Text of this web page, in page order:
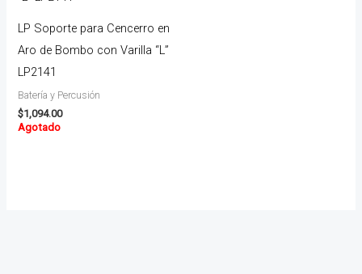
LP Soporte para Cencerro en
Aro de Bombo con Varilla “L”
LP2141
Batería y Percusión
$1,094.00
Agotado